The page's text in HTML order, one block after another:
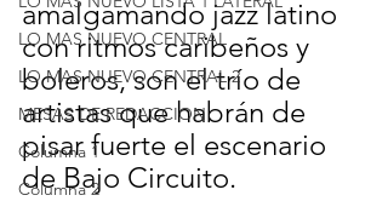
LO MAS NUEVO CENTRAL
LO MAS NUEVO CENTRAL 2
MESAS DE REDACCION
Columna 1
Columna 2
amalgamando jazz latino
con ritmos caribeños y
boleros, son el trío de
artistas que habrán de
pisar fuerte el escenario
de Bajo Circuito.